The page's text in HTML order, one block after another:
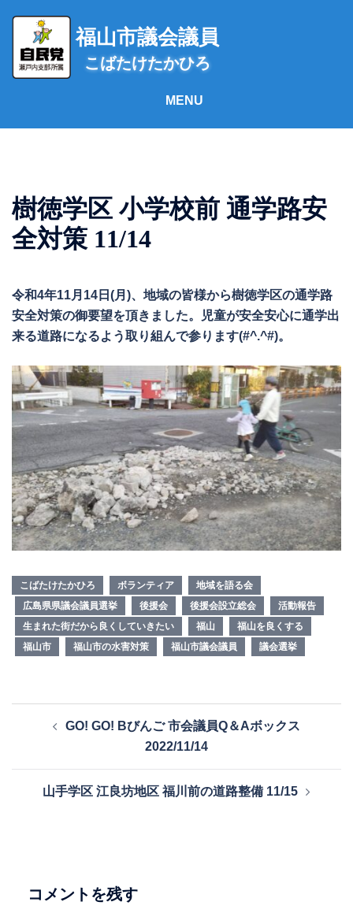
ス
福山市議会議員
こばたけたかひろ
樹徳学区 小学校前 通学路安
全対策 11/14
令和4年11月14日(月)、地域の皆様から樹徳学区の通学路
安全対策の御要望を頂きました。児童が安全安心に通学出
来る道路になるよう取り組んで参ります(#^.^#)。
こばたけたかひろ ボランティア
地域を語る会
広島県県議会議員選挙
後援会 後援会設立総会
活動報告
生まれた街だから良くしていきたい
福山
福山を良くする
福山市
福山市の水害対策 福山市議会議員 議会選挙
ン
GO! GO! Bびんご 市会議員Q＆Aボックス
2022/11/14
山手学区 江良坊地区 福川前の道路整備 11/15
コメントを残す